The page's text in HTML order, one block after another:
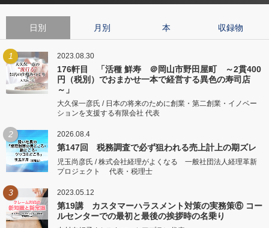
日別 月別 本 収録物
1 2023.08.30
176軒目 「活種 鮮寿 ＠岡山市野田屋町 ～2貫400
円（税別）でおまかせ一本で経営する異色の寿司店
～」
大久保一彦氏 / 日本の将来のために創業・第二創業・イノベー
ションを支援する有限会社 代表
2 2026.08.4
第147回 税務調査で必ず狙われる売上計上の期ズレ
児玉尚彦氏 / 株式会社経理がよくなる 一般社団法人経理革新
プロジェクト 代表・税理士
3 2023.05.12
第19講 カスタマーハラスメント対策の実務策⑥ コー
ルセンターでの最初と最後の挨拶時の名乗り